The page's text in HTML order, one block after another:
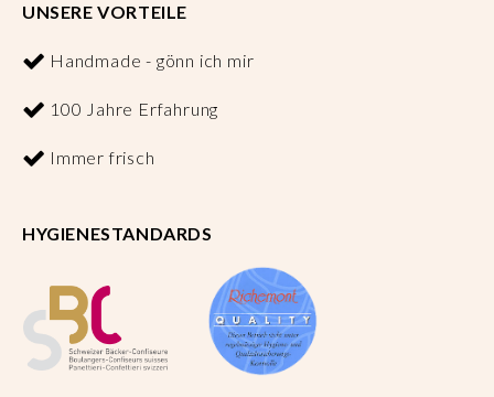
UNSERE VORTEILE
Handmade - gönn ich mir
100 Jahre Erfahrung
Immer frisch
HYGIENESTANDARDS